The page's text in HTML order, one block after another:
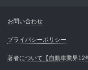
お問い合わせ
プライバシーポリシー
著者について【自動車業界12